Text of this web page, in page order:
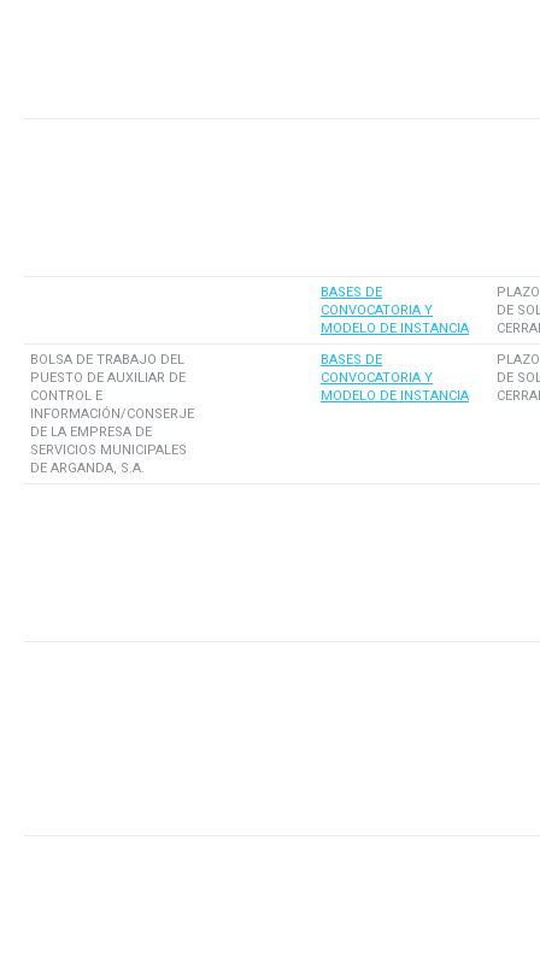
BASES DE
CONVOCATORIA Y
MODELO DE INSTANCIA
DE
BOLSA DE TRABAJO DEL
PUESTO DE AUXILIAR DE
CONTROL E
INFORMACIÓN/CONSERJE
DE LA EMPRESA DE
SERVICIOS MUNICIPALES
DE ARGANDA, S.A.
BASES DE
CONVOCATORIA Y
MODELO DE INSTANCIA
DE